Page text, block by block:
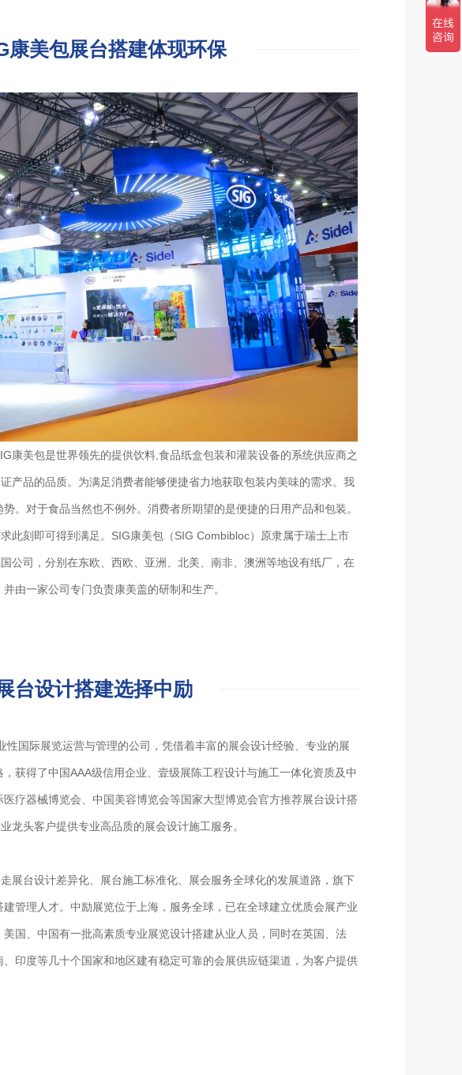
康美包展台搭建体现环保
康美包是世界领先的提供饮料,食品纸盒包装和灌装设备的系统供应商之
产品的品质。为满足消费者能够便捷省力地获取包装内美味的需求。我
。对于食品当然也不例外。消费者所期望的是便捷的日用产品和包装。
此刻即可得到满足。SIG康美包（SIG Combibloc）原隶属于瑞士上市
公司，分别在东欧、西欧、亚洲、北美、南非、澳洲等地设有纸厂，在
由一家公司专门负责康美盖的研制和生产。
台设计搭建选择中励
性国际展览运营与管理的公司，凭借着丰富的展会设计经验、专业的展
获得了中国AAA级信用企业、壹级展陈工程设计与施工一体化资质及中
疗器械博览会、中国美容博览会等国家大型博览会官方推荐展台设计搭
龙头客户提供专业高品质的展会设计施工服务。
展台设计差异化、展台施工标准化、展会服务全球化的发展道路，旗下
管理人才。中励展览位于上海，服务全球，已在全球建立优质会展产业
国、中国有一批高素质专业展览设计搭建从业人员，同时在英国、法
印度等几十个国家和地区建有稳定可靠的会展供应链渠道，为客户提供